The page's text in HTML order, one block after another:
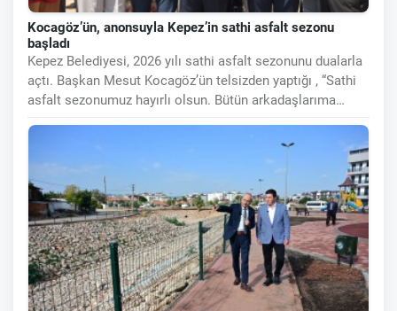
Kocagöz’ün, anonsuyla Kepez’in sathi asfalt sezonu
başladı
Kepez Belediyesi, 2026 yılı sathi asfalt sezonunu dualarla
açtı. Başkan Mesut Kocagöz’ün telsizden yaptığı , “Sathi
asfalt sezonumuz hayırlı olsun. Bütün arkadaşlarıma
selamlar.